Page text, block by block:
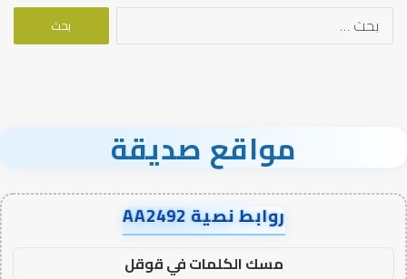
البحث
مواقع صديقة
روابط نصية AA2492
مسك الكلمات في قوقل